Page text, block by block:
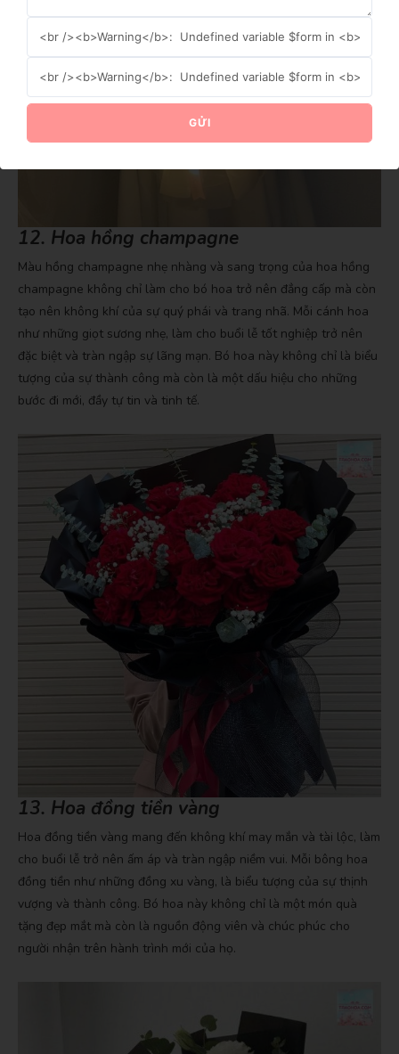
12. Hoa hồng champagne
Màu hồng champagne nhẹ nhàng và sang trọng của hoa hồng
champagne không chỉ làm cho bó hoa trở nên đẳng cấp mà còn
tạo nên không khí của sự quý phái và trang nhã. Mỗi cánh hoa
như những giọt sương nhẹ, làm cho buổi lễ tốt nghiệp trở nên
đặc biệt và tràn ngập sự lãng mạn. Bó hoa này không chỉ là biểu
tượng của sự thành công mà còn là một dấu hiệu cho những
bước đi mới, đầy tự tin và tinh tế.
13. Hoa đồng tiền vàng
Hoa đồng tiền vàng mang đến không khí may mắn và tài lộc, làm
cho buổi lễ trở nên ấm áp và tràn ngập niềm vui. Mỗi bông hoa
đồng tiền như những đồng xu vàng, là biểu tượng của sự thịnh
vượng và thành công. Bó hoa này không chỉ là một món quà
tặng đẹp mắt mà còn là nguồn động viên và chúc phúc cho
người nhận trên hành trình mới của họ.
GỬI